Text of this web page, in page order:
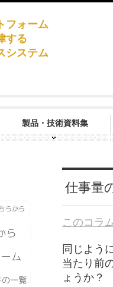
フォーム
する
システム
製品・技術資料集
仕事量
このコラ
同じよう
当たり前
ょうか？